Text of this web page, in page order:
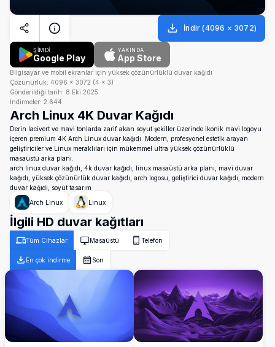
İndir (4096 × 3072)
ŞİMDİ
Google Play
YAKINDA
App Store
Bilgisayar ve mobil ekranlar için yüksek çözünürlüklü duvar kağıdı
Çözünürlük: 4096 × 3072 (4 × 3)
Gönderildiği tarih: 8 Eki 2025
İndirmeler: 2.644
Arch Linux 4K Duvar Kağıdı
Derin lacivert ve mavi tonlarda zarif akan soyut şekiller üzerinde ikonik mavi logoyu
içeren premium 4K Arch Linux duvar kağıdı. Modern, profesyonel estetik arayan
geliştiriciler ve Linux meraklıları için mükemmel ultra yüksek çözünürlüklü
masaüstü arka planı.
arch linux duvar kağıdı, 4k duvar kağıdı, linux masaüstü arka planı, mavi duvar
kağıdı, yüksek çözünürlük duvar kağıdı, arch logosu, geliştirici duvar kağıdı, modern
duvar kağıdı, soyut tasarım
Arch Linux
Linux
İlgili HD duvar kağıtları
Tüm Cihazlar Masaüstü Telefon
En çok indirme Son